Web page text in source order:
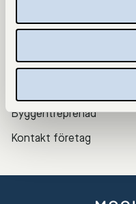
FÖRETAG
Bostadsrättsföreningar
Byggentreprenad
Kontakt företag